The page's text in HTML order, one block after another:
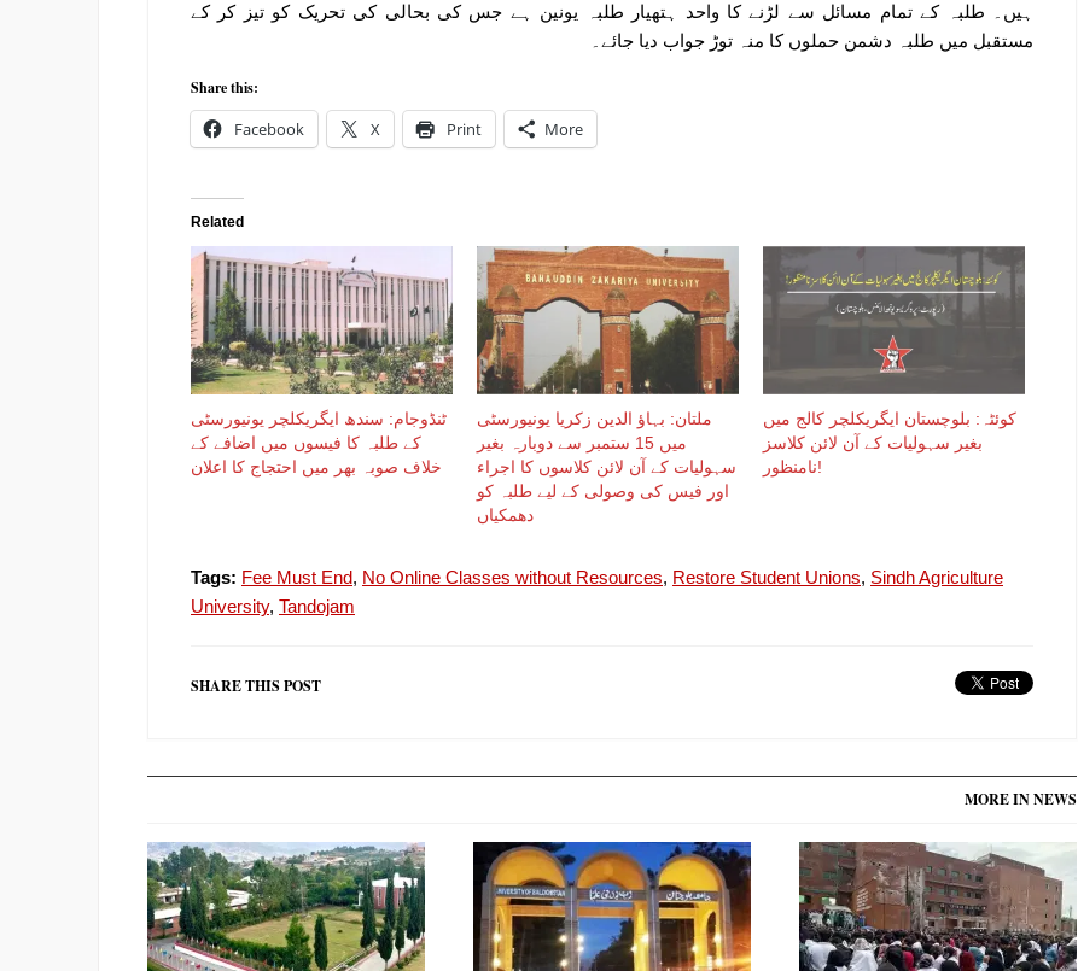
ہیں۔ طلبہ کے تمام مسائل سے لڑنے کا واحد ہتھیار طلبہ یونین ہے جس کی بحالی کی تحریک کو تیز کر کے
مستقبل میں طلبہ دشمن حملوں کا منہ توڑ جواب دیا جائے۔
Share this:
Facebook X Print More
Related
ٹنڈوجام: سندھ ایگریکلچر یونیورسٹی
کے طلبہ کا فیسوں میں اضافے کے
خلاف صوبہ بھر میں احتجاج کا اعلان
ملتان: بہاؤ الدین زکریا یونیورسٹی
میں 15 ستمبر سے دوبارہ بغیر
سہولیات کے آن لائن کلاسوں کا اجراء
اور فیس کی وصولی کے لیے طلبہ کو
دھمکیاں
کوئٹہ: بلوچستان ایگریکلچر کالج میں
بغیر سہولیات کے آن لائن کلاسز
نامنظور!
Tags: Fee Must End, No Online Classes without Resources, Restore Student Unions, Sindh Agriculture
University, Tandojam
SHARE THIS POST
MORE IN NEWS